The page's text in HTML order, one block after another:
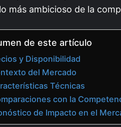
más ambicioso de la
de este artículo
y Disponibilidad
del Mercado
Técnicas
con la
de Impacto en el